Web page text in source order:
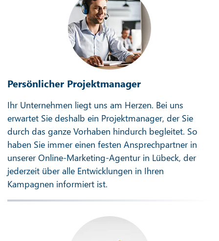
Persönlicher Projektmanager
Ihr Unternehmen liegt uns am Herzen. Bei uns
erwartet Sie deshalb ein Projektmanager, der Sie
durch das ganze Vorhaben hindurch begleitet. So
haben Sie immer einen festen Ansprechpartner in
unserer Online-Marketing-Agentur in Lübeck, der
jederzeit über alle Entwicklungen in Ihren
Kampagnen informiert ist.